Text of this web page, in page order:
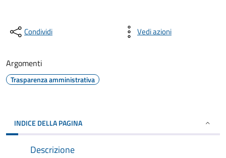
Condividi Vedi azioni
Argomenti
Trasparenza amministrativa
INDICE DELLA PAGINA
Descrizione